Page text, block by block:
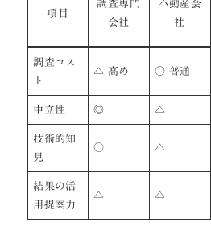
項目
調査専門
会社
不動産会
社
調査コス
ト
△ 高め ○ 普通
中立性 ◎ △
技術的知
見
○ △
結果の活
用提案力
△ △